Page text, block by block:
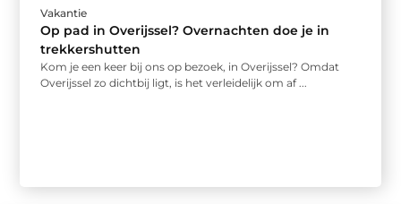
Vakantie
Op pad in Overijssel? Overnachten doe je in
trekkershutten
Kom je een keer bij ons op bezoek, in Overijssel? Omdat
Overijssel zo dichtbij ligt, is het verleidelijk om af ...